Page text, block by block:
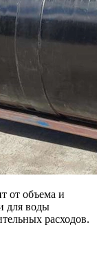
от объема и
для воды
расходов.